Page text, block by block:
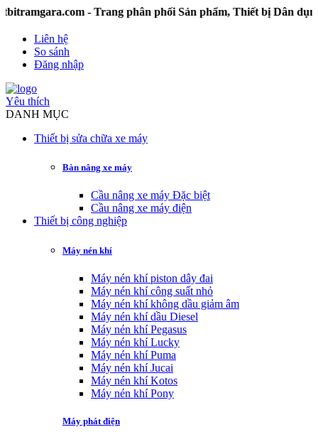
- Trang phân phối Sản phẩm, Thiết bị Dân dụng và
Liên hệ
So sánh
Đăng nhập
Yêu thích
DANH MỤC
Thiết bị sửa chữa xe máy
Bàn nâng xe máy
Cầu nâng xe máy Đặc biệt
Cầu nâng xe máy điện
Thiết bị công nghiệp
Máy nén khí
Máy nén khí piston dây đai
Máy nén khí công suất nhỏ
Máy nén khí không dầu giảm âm
Máy nén khí dầu Diesel
Máy nén khí Pegasus
Máy nén khí Lucky
Máy nén khí Puma
Máy nén khí Jucai
Máy nén khí Kotos
Máy nén khí Pony
Máy phát điện